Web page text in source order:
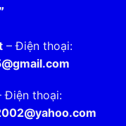
– Điện thoại:
Điện thoại: